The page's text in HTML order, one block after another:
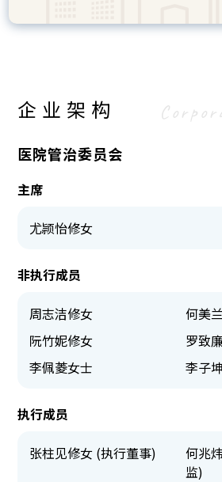
企业架构
医院管治委员会
主席
尤颕怡修女
非执行成员
周志洁修女
何美
阮竹妮修女
罗致
李佩菱女士
李子
执行成员
张柱见修女 (执行董事)
何兆
监)